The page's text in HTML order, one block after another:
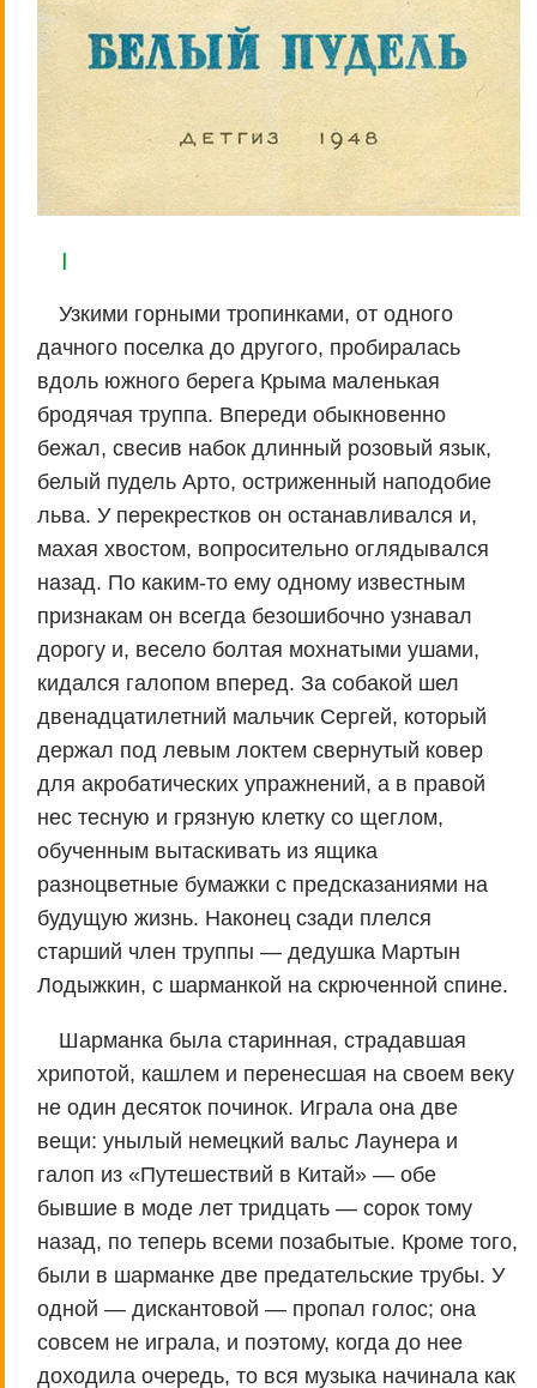
I
Узкими горными тропинками, от одного
дачного поселка до другого, пробиралась
вдоль южного берега Крыма маленькая
бродячая труппа. Впереди обыкновенно
бежал, свесив набок длинный розовый язык,
белый пудель Арто, остриженный наподобие
льва. У перекрестков он останавливался и,
махая хвостом, вопросительно оглядывался
назад. По каким-то ему одному известным
признакам он всегда безошибочно узнавал
дорогу и, весело болтая мохнатыми ушами,
кидался галопом вперед. За собакой шел
двенадцатилетний мальчик Сергей, который
держал под левым локтем свернутый ковер
для акробатических упражнений, а в правой
нес тесную и грязную клетку со щеглом,
обученным вытаскивать из ящика
разноцветные бумажки с предсказаниями на
будущую жизнь. Наконец сзади плелся
старший член труппы — дедушка Мартын
Лодыжкин, с шарманкой на скрюченной спине.
Шарманка была старинная, страдавшая
хрипотой, кашлем и перенесшая на своем веку
не один десяток починок. Играла она две
вещи: унылый немецкий вальс Лаунера и
галоп из «Путешествий в Китай» — обе
бывшие в моде лет тридцать — сорок тому
назад, по теперь всеми позабытые. Кроме того,
были в шарманке две предательские трубы. У
одной — дискантовой — пропал голос; она
совсем не играла, и поэтому, когда до нее
доходила очередь, то вся музыка начинала как